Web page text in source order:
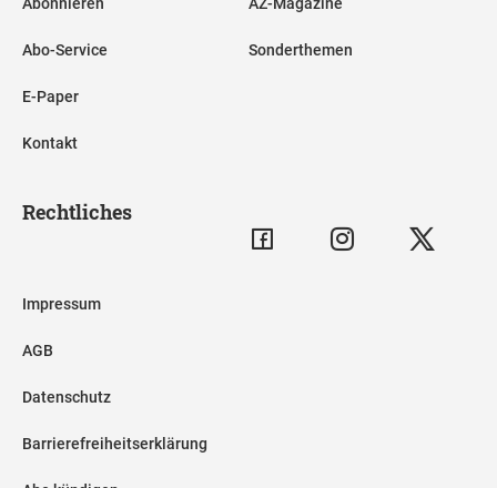
Abo-Service
E-Paper
Kontakt
Sonderthemen
Rechtliches
Impressum
AGB
Datenschutz
Barrierefreiheitserklärung